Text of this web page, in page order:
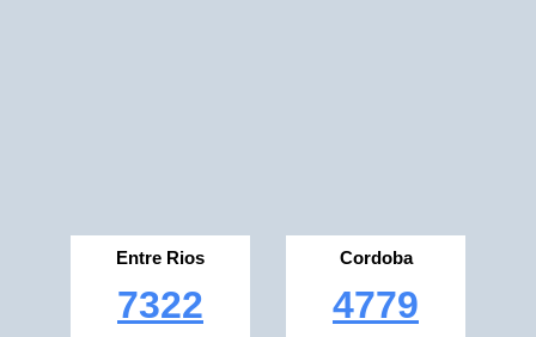
Entre Rios
7322
Cordoba
4779